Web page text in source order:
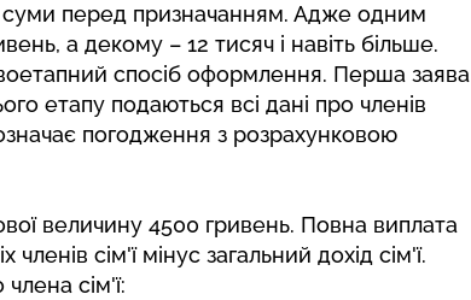
суми перед призначанням. Адже одним
а декому – 12 тисяч і навіть більше.
спосіб оформлення. Перша заява
етапу подаються всі дані про членів
погодження з розрахунковою
величину 4500 гривень. Повна виплата
сім'ї мінус загальний дохід сім'ї.
сім'ї: